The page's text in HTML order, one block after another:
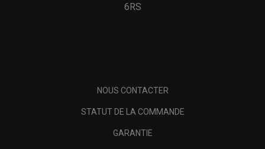
6RS
NOUS CONTACTER
STATUT DE LA COMMANDE
GARANTIE